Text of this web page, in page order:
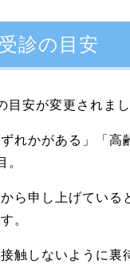
診の目安
安が変更されまし
れかがある」「
ら申し上げてい
。
触しないように